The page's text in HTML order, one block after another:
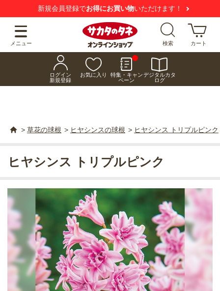
新規会員登録でお得にお買い物いただけます！
メニュー 検索 カート
ログイン
新規登録
お気に入り
特集・キャン
ペーン
デジタルカタ
ログ
> 草花の球根 > ヒヤシンスの球根 > ヒヤシンス トリプルピンク
ヒヤシンス トリプルピンク